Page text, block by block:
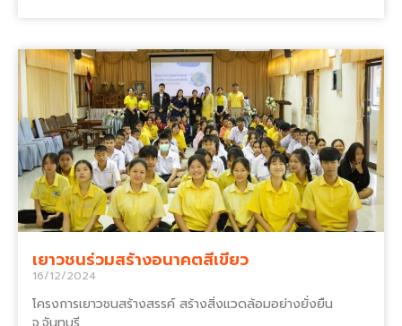
เยาวชนร่วมสร้างอนาคตสีเขียว
16/12/2024
โครงการเยาวชนสร้างสรรค์ สร้างสิ่งแวดล้อมอย่างยั่งยืน